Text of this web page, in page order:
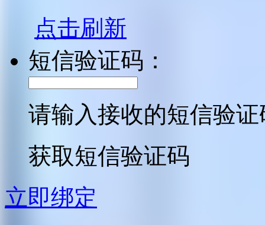
点击刷新
短信验证码：
请输入接收的短信验证
获取短信验证码
立即绑定